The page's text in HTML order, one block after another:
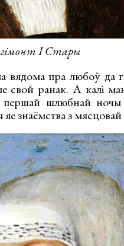
І Стары
вядома пра любоў да
свой ранак. А калі
шлюбнай ночы
яе знаёмства з